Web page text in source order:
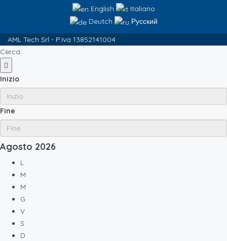
English
Italiano
Deutch
Русский
AML Tech Srl - P.Iva 13852141004
Cerca
Inizio
Fine
Agosto 2026
L
M
M
G
V
S
D